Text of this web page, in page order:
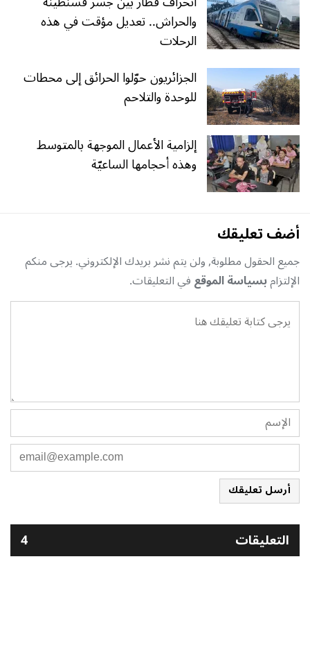
والحراش.. تعديل مؤقت في هذه
الرحلات
الجزائريون حوّلوا الحرائق إلى محطات
للوحدة والتلاحم
إلزامية الأعمال الموجهة بالمتوسط
وهذه أحجامها الساعيّة
أضف تعليقك
جميع الحقول مطلوبة, ولن يتم نشر بريدك الإلكتروني. يرجى منكم
الإلتزامبسياسة الموقعفي التعليقات.
أرسل تعليقك
التعليقات 4